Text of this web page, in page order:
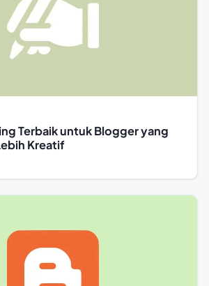
Terbaik untuk Blogger yang
Kreatif